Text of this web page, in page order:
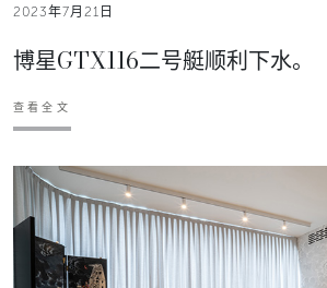
2023年7月21日
博星GTX116二号艇顺利下水。
查看全文